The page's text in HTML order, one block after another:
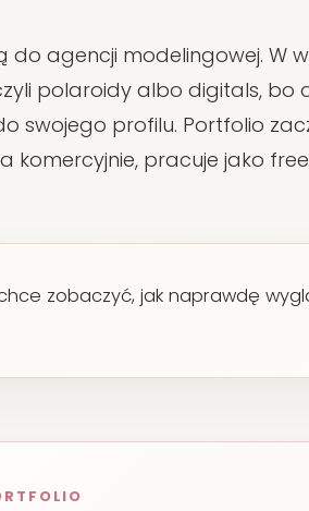
do agencji modelingowej.
polaroidy albo digitals,
swojego profilu. Portfolio
komercyjnie, pracuje jako
zobaczyć, jak naprawdę